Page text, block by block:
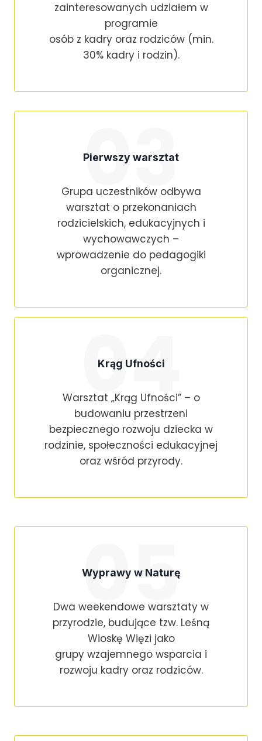
zainteresowanych udziałem w
programie
osób z kadry oraz rodziców (min.
30% kadry i rodzin).
03
Pierwszy warsztat
Grupa uczestników odbywa
warsztat o przekonaniach
rodzicielskich, edukacyjnych i
wychowawczych –
wprowadzenie do pedagogiki
organicznej.
04
Krąg Ufności
Warsztat „Krąg Ufności” – o
budowaniu przestrzeni
bezpiecznego rozwoju dziecka w
rodzinie, społeczności edukacyjnej
oraz wśród przyrody.
05
Wyprawy w Naturę
Dwa weekendowe warsztaty w
przyrodzie, budujące tzw. Leśną
Wioskę Więzi jako
grupy wzajemnego wsparcia i
rozwoju kadry oraz rodziców.